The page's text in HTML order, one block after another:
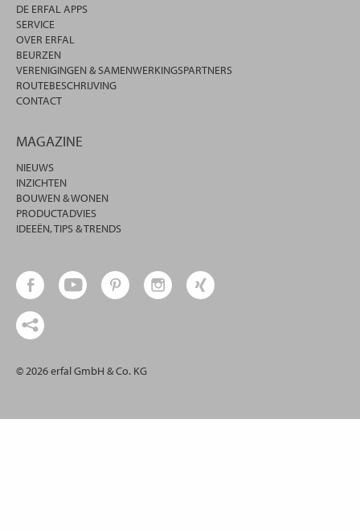
DE ERFAL APPS
SERVICE
OVER ERFAL
BEURZEN
VERENIGINGEN & SAMENWERKINGSPARTNERS
ROUTEBESCHRIJVING
CONTACT
MAGAZINE
NIEUWS
INZICHTEN
BOUWEN & WONEN
PRODUCTADVIES
IDEEËN, TIPS & TRENDS
© 2026 erfal GmbH & Co. KG